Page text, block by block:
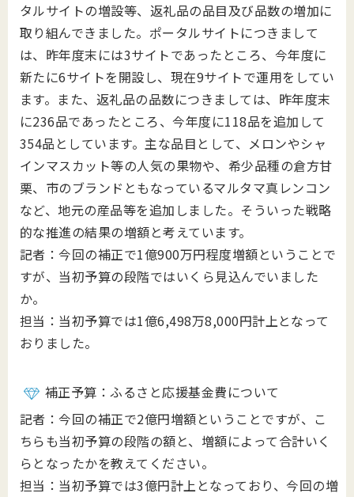
タルサイトの増設等、返礼品の品目及び品数の増加に
取り組んできました。ポータルサイトにつきまして
は、昨年度末には3サイトであったところ、今年度に
新たに6サイトを開設し、現在9サイトで運用をしてい
ます。また、返礼品の品数につきましては、昨年度末
に236品であったところ、今年度に118品を追加して
354品としています。主な品目として、メロンやシャ
インマスカット等の人気の果物や、希少品種の倉方甘
栗、市のブランドともなっているマルタマ真レンコン
など、地元の産品等を追加しました。そういった戦略
的な推進の結果の増額と考えています。
記者：今回の補正で1億900万円程度増額ということで
すが、当初予算の段階ではいくら見込んでいました
か。
担当：当初予算では1億6,498万8,000円計上となって
おりました。
補正予算：ふるさと応援基金費について
記者：今回の補正で2億円増額ということですが、こ
ちらも当初予算の段階の額と、増額によって合計いく
らとなったかを教えてください。
担当：当初予算では3億円計上となっており、今回の増